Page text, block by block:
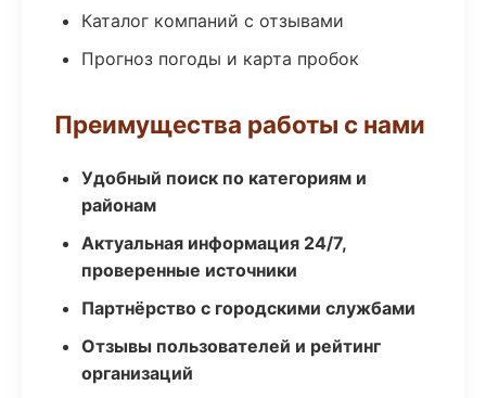
Каталог компаний с отзывами
Прогноз погоды и карта пробок
Преимущества работы с нами
Удобный поиск по категориям и
районам
Актуальная информация 24/7,
проверенные источники
Партнёрство с городскими службами
Отзывы пользователей и рейтинг
организаций